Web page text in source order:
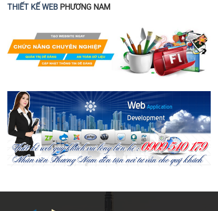
THIẾT KẾ WEB PHƯƠNG NAM